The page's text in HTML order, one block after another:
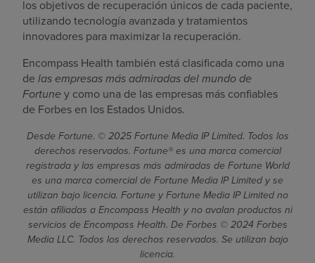
los objetivos de recuperación únicos de cada paciente,
utilizando tecnología avanzada y tratamientos
innovadores para maximizar la recuperación.
Encompass Health también está clasificada como una
de las empresas más admiradas del mundo de
Fortune y como una de las empresas más confiables
de Forbes en los Estados Unidos.
Desde Fortune. © 2025 Fortune Media IP Limited. Todos los
derechos reservados. Fortune® es una marca comercial
registrada y las empresas más admiradas de Fortune World
es una marca comercial de Fortune Media IP Limited y se
utilizan bajo licencia. Fortune y Fortune Media IP Limited no
están afiliadas a Encompass Health y no avalan productos ni
servicios de Encompass Health. De Forbes © 2024 Forbes
Media LLC. Todos los derechos reservados. Se utilizan bajo
licencia.